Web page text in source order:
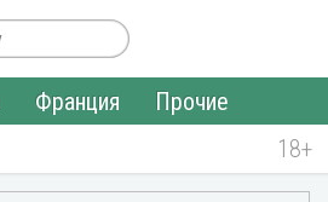
Франция
Прочие